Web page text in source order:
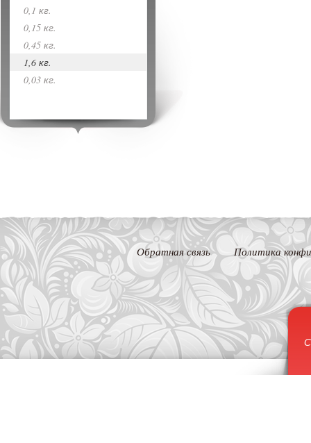
0,1 кг.
0,15 кг.
0,45 кг.
1,6 кг.
0,03 кг.
Обратная связь Политика